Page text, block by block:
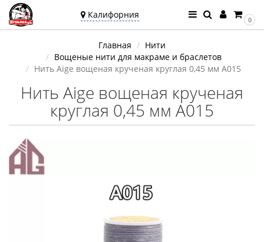
Калифорния
Калифорния
Угадали?
0
Главная
Нити
Вощеные нити для макраме и браслетов
Нить Aige вощеная крученая круглая 0,45 мм A015
Нить Aige вощеная крученая
круглая 0,45 мм A015